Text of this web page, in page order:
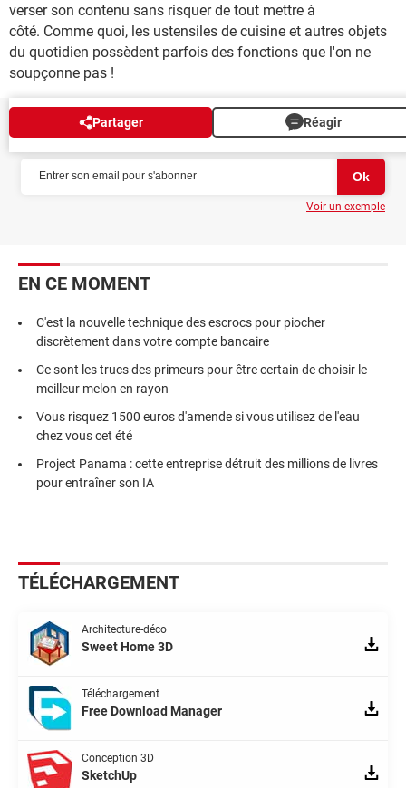
verser son contenu sans risquer de tout mettre à
côté. Comme quoi, les ustensiles de cuisine et autres objets
du quotidien possèdent parfois des fonctions que l'on ne
soupçonne pas !
Partager Réagir
NEWSLETTER
Voir un exemple
EN CE MOMENT
C'est la nouvelle technique des escrocs pour piocher
discrètement dans votre compte bancaire
Ce sont les trucs des primeurs pour être certain de choisir le
meilleur melon en rayon
Vous risquez 1500 euros d'amende si vous utilisez de l'eau
chez vous cet été
Project Panama : cette entreprise détruit des millions de livres
pour entraîner son IA
TÉLÉCHARGEMENT
Architecture-déco
Sweet Home 3D
Téléchargement
Free Download Manager
Conception 3D
SketchUp